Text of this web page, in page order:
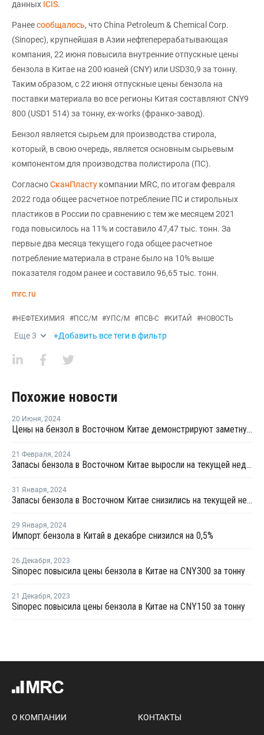
данных ICIS.
Ранеесообщалось, что China Petroleum & Chemical Corp.
(Sinopec), крупнейшая в Азии нефтеперерабатывающая
компания, 22 июня повысила внутренние отпускные цены
бензола в Китае на 200 юаней (CNY) или USD30,9 за тонну.
Таким образом, с 22 июня отпускные цены бензола на
поставки материала во все регионы Китая составляют CNY9
800 (USD1 514) за тонну, ex-works (франко-завод).
Бензол является сырьем для производства стирола,
который, в свою очередь, является основным сырьевым
компонентом для производства полистирола (ПС).
СогласноСканПласту компании MRC, по итогам февраля
2022 года общее расчетное потребление ПС и стирольных
пластиков в России по сравнению с тем же месяцем 2021
года повысилось на 11% и составило 47,47 тыс. тонн. За
первые два месяца текущего года общее расчетное
потребление материала в стране было на 10% выше
показателя годом ранее и составило 96,65 тыс. тонн.
mrc.ru
#НЕФТЕХИМИЯ #ПСС/М #УПС/М #ПСВ-С #КИТАЙ #НОВОСТЬ
Еще3 +Добавить все теги в фильтр
Похожие новости
20 Июня, 2024
Цены на бензол в Восточном Китае демонстрируют заметную тенденцию к росту
21 Февраля, 2024
Запасы бензола в Восточном Китае выросли на текущей неделе
31 Января, 2024
Запасы бензола в Восточном Китае снизились на текущей неделе
29 Января, 2024
Импорт бензола в Китай в декабре снизился на 0,5%
26 Декабря, 2023
Sinopec повысила цены бензола в Китае на CNY300 за тонну
21 Декабря, 2023
Sinopec повысила цены бензола в Китае на CNY150 за тонну
О КОМПАНИИ КОНТАКТЫ